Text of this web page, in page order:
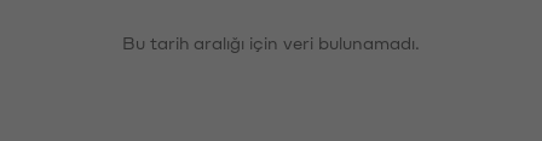
Bu tarih aralığı için veri bulunamadı.